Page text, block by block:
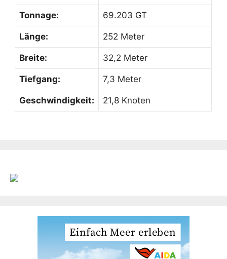
Tonnage: 69.203 GT
Länge: 252 Meter
Breite: 32,2 Meter
Tiefgang: 7,3 Meter
Geschwindigkeit: 21,8 Knoten